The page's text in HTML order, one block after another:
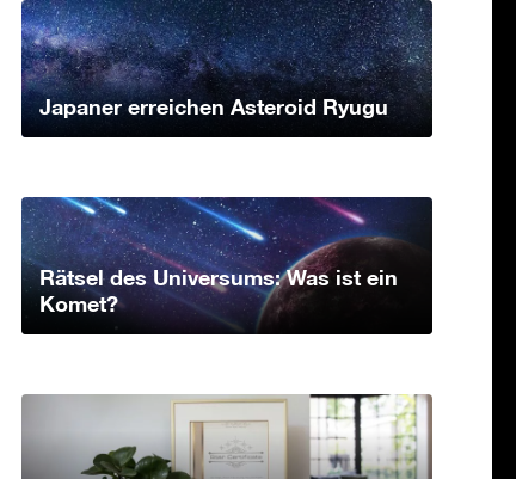
Japaner erreichen Asteroid Ryugu
Rätsel des Universums: Was ist ein
Komet?